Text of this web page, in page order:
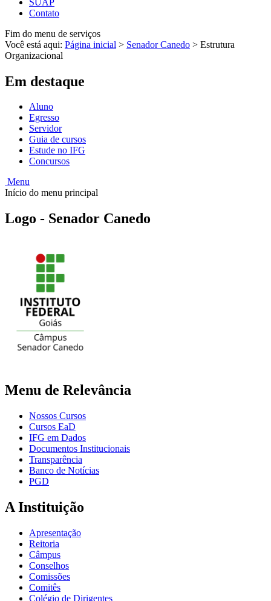
Contato
Fim do menu de serviços
Você está aqui: Página inicial > Senador Canedo > Estrutura
Organizacional
Em destaque
Aluno
Egresso
Servidor
Guia de cursos
Estude no IFG
Concursos
Menu
Início do menu principal
Logo - Senador Canedo
Menu de Relevância
Nossos Cursos
Cursos EaD
IFG em Dados
Documentos Institucionais
Transparência
Banco de Notícias
PGD
A Instituição
Apresentação
Reitoria
Câmpus
Conselhos
Comissões
Comitês
Colégio de Dirigentes